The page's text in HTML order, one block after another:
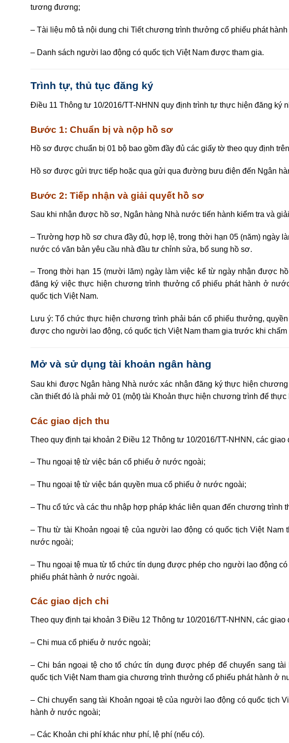
tương đương;
– Tài liệu mô tả nội dung chi Tiết chương trình thưởng cổ phiếu phát
– Danh sách người lao động có quốc tịch Việt Nam được tham gia.
Trình tự, thủ tục đăng ký
Điều 11 Thông tư 10/2016/TT-NHNN quy định trình tự thực hiện đăng ký
Bước 1: Chuẩn bị và nộp hồ sơ
Hồ sơ được chuẩn bị 01 bộ bao gồm đầy đủ các giấy tờ theo quy định
Hồ sơ được gửi trực tiếp hoặc qua gửi qua đường bưu điện đến Ngân
Bước 2: Tiếp nhận và giải quyết hồ sơ
Sau khi nhận được hồ sơ, Ngân hàng Nhà nước tiến hành kiểm tra và
– Trường hợp hồ sơ chưa đầy đủ, hợp lệ, trong thời hạn 05 (năm) ngày
nước có văn bản yêu cầu nhà đầu tư chỉnh sửa, bổ sung hồ sơ.
– Trong thời hạn 15 (mười lăm) ngày làm việc kể từ ngày nhận được
đăng ký việc thực hiện chương trình thưởng cổ phiếu phát hành ở
quốc tịch Việt Nam.
Lưu ý:Tổ chức thực hiện chương trình phải bán cổ phiếu thưởng,
được cho người lao động, có quốc tịch Việt Nam tham gia trước khi chấm
Mở và sử dụng tài khoản ngân hàng
Sau khi được Ngân hàng Nhà nước xác nhận đăng ký thực hiện
cần thiết đó là phải mở 01 (một) tài Khoản thực hiện chương trình để
Các giao dịch thu
Theo quy định tại khoản 2 Điều 12 Thông tư 10/2016/TT-NHNN , các giao
– Thu ngoại tệ từ việc bán cổ phiếu ở nước ngoài;
– Thu ngoại tệ từ việc bán quyền mua cổ phiếu ở nước ngoài;
– Thu cổ tức và các thu nhập hợp pháp khác liên quan đến chương trình
– Thu từ tài Khoản ngoại tệ của người lao động có quốc tịch Việt Nam
nước ngoài;
– Thu ngoại tệ mua từ tổ chức tín dụngđược phép cho người lao động
phiếu phát hành ở nước ngoài.
Các giao dịch chi
Theo quy định tại khoản 3 Điều 12 Thông tư 10/2016/TT-NHNN , các giao
– Chi mua cổ phiếu ở nước ngoài;
– Chi bán ngoại tệ cho tổ chức tín dụng được phép để chuyển sang
quốc tịch Việt Nam tham gia chương trình thưởng cổ phiếu phát hành ở
– Chi chuyển sang tài Khoản ngoại tệ của người lao động có quốc tịch
hành ở nước ngoài;
– Các Khoản chi phí khác như phí, lệ phí (nếu có).